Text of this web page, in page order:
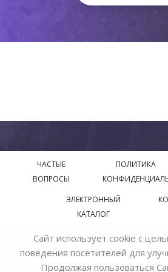
ЧАСТЫЕ
ВОПРОСЫ
ПОЛИТИКА
ЭЛЕКТРОННЫЙ
КАТАЛОГ
© 2018—2026 Официальный сайт
Bohemia Ivele Crystal
Сайт использует cookie с
поведения посетителей для
Продолжая пользоваться